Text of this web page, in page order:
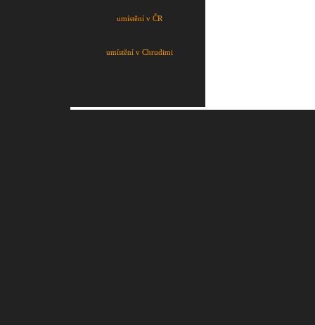
umístění v ČR
umístění v Chrudimi